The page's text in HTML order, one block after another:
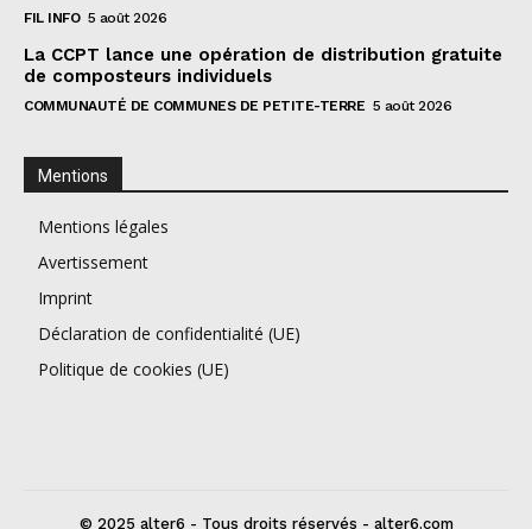
FIL INFO 5 août 2026
La CCPT lance une opération de distribution gratuite
de composteurs individuels
COMMUNAUTÉ DE COMMUNES DE PETITE-TERRE 5 août 2026
Mentions
Mentions légales
Avertissement
Imprint
Déclaration de confidentialité (UE)
Politique de cookies (UE)
© 2025 alter6 - Tous droits réservés - alter6.com